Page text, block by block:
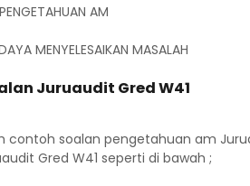
AM
MENYELESAIKAN MASALAH
Juruaudit Gred W41
contoh soalan pengetahuan am
Gred W41 seperti di bawah ;